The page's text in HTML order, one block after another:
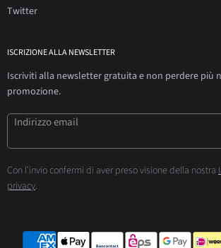
Twitter
ISCRIZIONE ALLA NEWSLETTER
Iscriviti alla newsletter gratuita e non perdere più
promozione.
Indirizzo email
Con l'invio confermi di aver preso visione della nostra
privacy.